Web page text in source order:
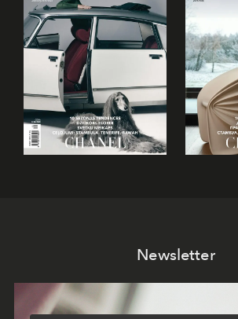
Newsletter